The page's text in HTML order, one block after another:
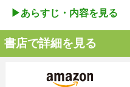
▶︎あらすじ・内容を見る
書店で詳細を見る